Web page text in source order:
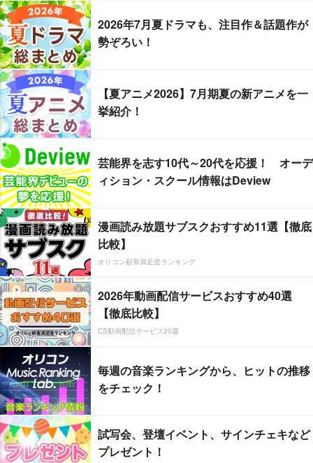
2026年7月夏ドラマも、注目作＆話題作が
勢ぞろい！
【夏アニメ2026】7月期夏の新アニメを一
挙紹介！
芸能界を志す10代～20代を応援！ オーデ
ィション・スクール情報はDeview
漫画読み放題サブスクおすすめ11選【徹底
比較】
オリコン顧客満足度ランキング
2026年動画配信サービスおすすめ40選
【徹底比較】
CS動画配信サービス20選
毎週の音楽ランキングから、ヒットの推移
をチェック！
試写会、登壇イベント、サインチェキなど
プレゼント！